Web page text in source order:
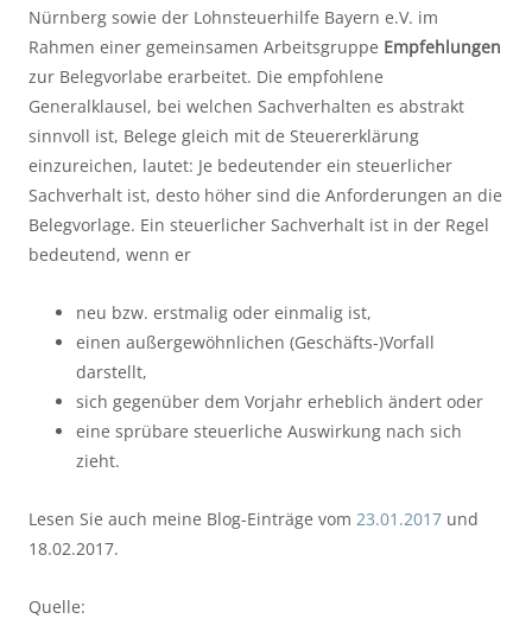
Nürnberg sowie der Lohnsteuerhilfe Bayern e.V. im
Rahmen einer gemeinsamen Arbeitsgruppe Empfehlungen
zur Belegvorlabe erarbeitet. Die empfohlene
Generalklausel, bei welchen Sachverhalten es abstrakt
sinnvoll ist, Belege gleich mit de Steuererklärung
einzureichen, lautet: Je bedeutender ein steuerlicher
Sachverhalt ist, desto höher sind die Anforderungen an die
Belegvorlage. Ein steuerlicher Sachverhalt ist in der Regel
bedeutend, wenn er
neu bzw. erstmalig oder einmalig ist,
einen außergewöhnlichen (Geschäfts-)Vorfall
darstellt,
sich gegenüber dem Vorjahr erheblich ändert oder
eine sprübare steuerliche Auswirkung nach sich
zieht.
Lesen Sie auch meine Blog-Einträge vom 23.01.2017 und
18.02.2017.
Quelle: